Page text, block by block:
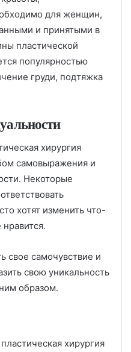
для женщин,
и принятыми в
пластической
популярностью
груди, подтяжка
хирургия
самовыражения и
Некоторые
хотят изменить что-
свое самочувствие и
свою уникальность
образом.
хирургия